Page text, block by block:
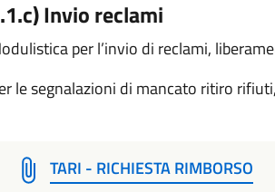
Invio reclami
per l’invio di reclami,
le segnalazioni di mancato ritiro
TARI - RICHIESTA RIMBORSO